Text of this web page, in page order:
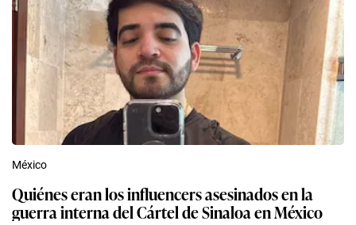
México
Quiénes eran los influencers asesinados en la
guerra interna del Cártel de Sinaloa en México